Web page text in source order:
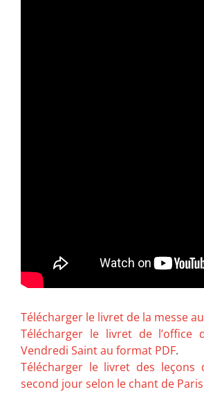
Télécharger le livret de la messe
Télécharger le livret de l’office
Vendredi Saint au format PDF.
Télécharger le livret des leçons
second jour selon le chant de